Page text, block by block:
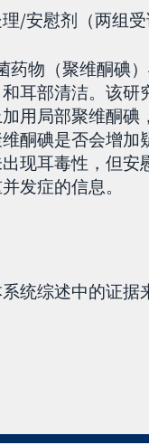
/安慰剂（两组受
药物（聚维酮碘
耳部清洁。该
用局部聚维酮
酮碘是否会增加
现耳毒性，但安
发症的信息。
统综述中的证据